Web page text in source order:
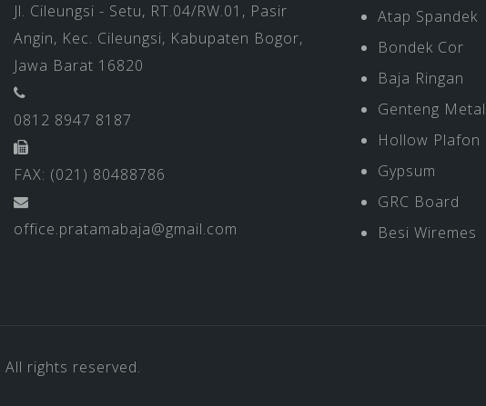
Jl. Cileungsi - Setu, RT.04/RW.01, Pasir
Angin, Kec. Cileungsi, Kabupaten Bogor,
Jawa Barat 16820
0812 8947 8187
FAX: (021) 80488786
office.pratamabaja@gmail.com
Atap Spandek
Bondek Cor
Baja Ringan
Genteng Metal
Hollow Plafon
Gypsum
GRC Board
Besi Wiremes
All rights reserved.